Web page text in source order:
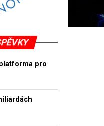
pro